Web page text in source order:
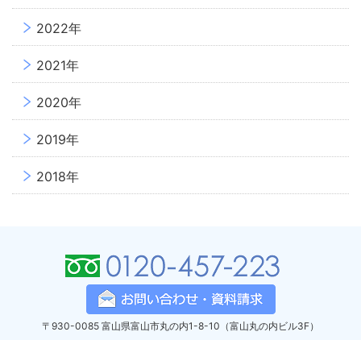
2022年
2021年
2020年
2019年
2018年
〒930-0085 富山県富山市丸の内1-8-10 （富山丸の内ビル3F）